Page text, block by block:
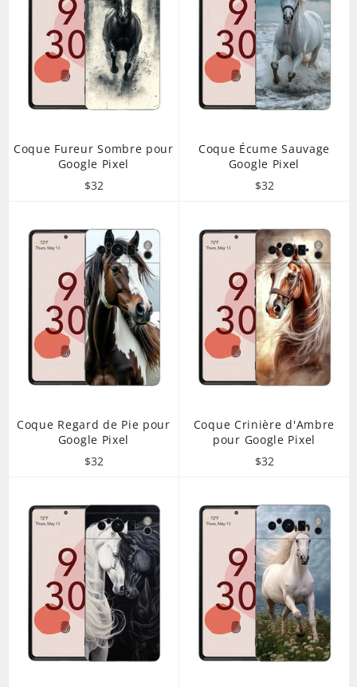
Coque Fureur Sombre pour
Google Pixel
Prix
$32
Coque Écume Sauvage
Google Pixel
Prix
$32
Coque Regard de Pie pour
Google Pixel
Prix
$32
Coque Crinière d'Ambre
pour Google Pixel
Prix
$32